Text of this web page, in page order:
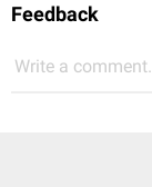
Feedback
Write a